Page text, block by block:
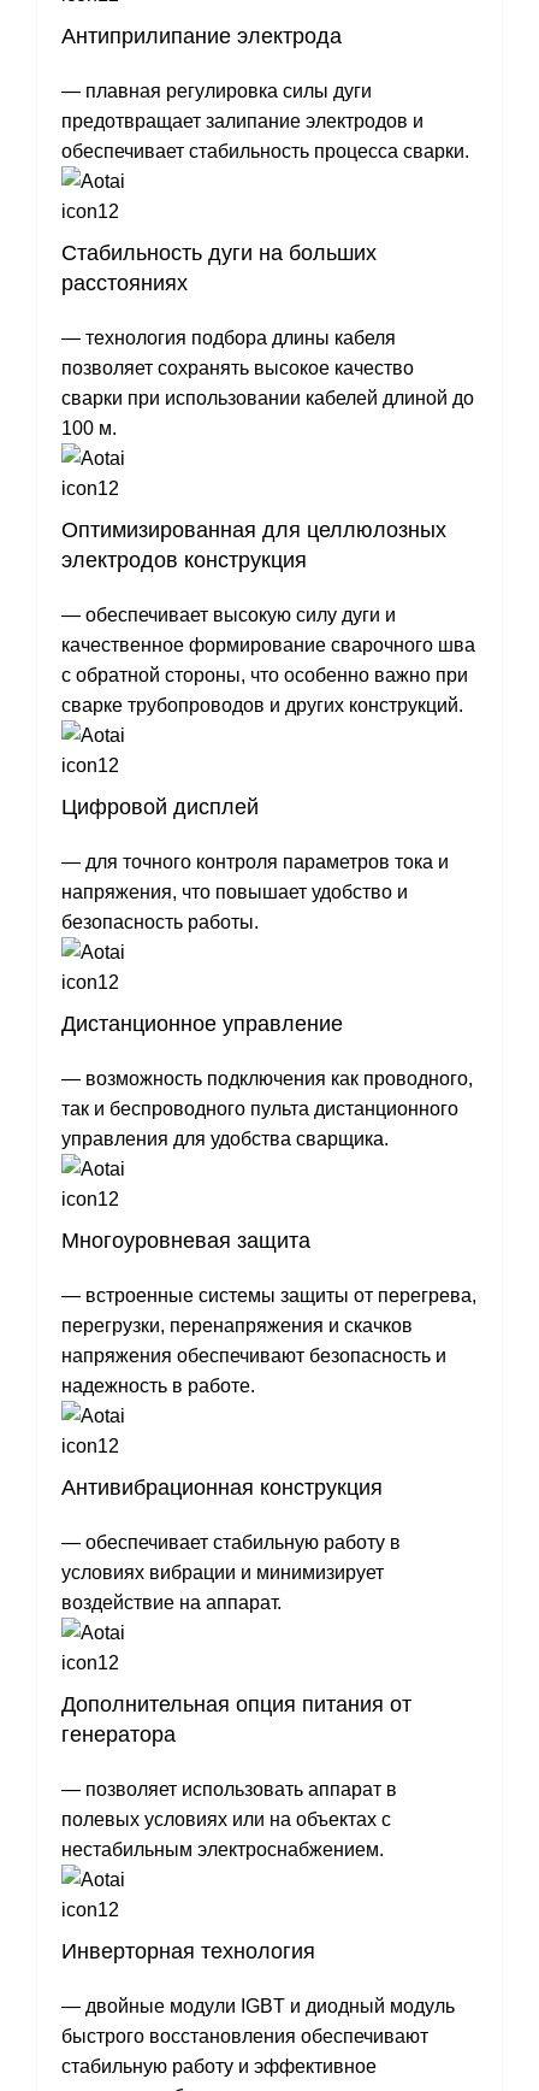
Антиприлипание электрода
— плавная регулировка силы дуги
предотвращает залипание электродов и
обеспечивает стабильность процесса сварки.
Стабильность дуги на больших
расстояниях
— технология подбора длины кабеля
позволяет сохранять высокое качество
сварки при использовании кабелей длиной до
100 м.
Оптимизированная для целлюлозных
электродов конструкция
— обеспечивает высокую силу дуги и
качественное формирование сварочного шва
с обратной стороны, что особенно важно при
сварке трубопроводов и других конструкций.
Цифровой дисплей
— для точного контроля параметров тока и
напряжения, что повышает удобство и
безопасность работы.
Дистанционное управление
— возможность подключения как проводного,
так и беспроводного пульта дистанционного
управления для удобства сварщика.
Многоуровневая защита
— встроенные системы защиты от перегрева,
перегрузки, перенапряжения и скачков
напряжения обеспечивают безопасность и
надежность в работе.
Антивибрационная конструкция
— обеспечивает стабильную работу в
условиях вибрации и минимизирует
воздействие на аппарат.
Дополнительная опция питания от
генератора
— позволяет использовать аппарат в
полевых условиях или на объектах с
нестабильным электроснабжением.
Инверторная технология
— двойные модули IGBT и диодный модуль
быстрого восстановления обеспечивают
стабильную работу и эффективное